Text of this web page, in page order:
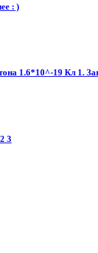
: )
1.6*10^-19 Кл 1.
3